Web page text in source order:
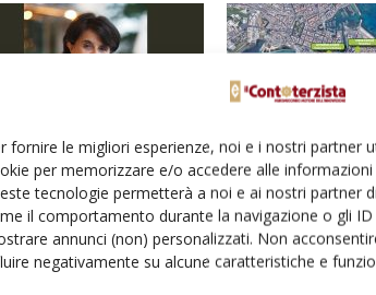
fornire le migliori esperienze, noi e i nostri partner
per memorizzare e/o accedere alle
tecnologie permetterà a noi e ai nostri partner
il comportamento durante la navigazione o gli
annunci (non) personalizzati. Non
negativamente su alcune caratteristiche e
politiche a sostegno degli
Macchine agricole in
Ortigia